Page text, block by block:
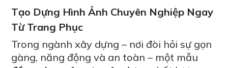
Tạo Dựng Hình Ảnh Chuyên Nghiệp Ngay
Từ Trang Phục
Trong ngành xây dựng – nơi đòi hỏi sự gọn
gàng, năng động và an toàn – một mẫu